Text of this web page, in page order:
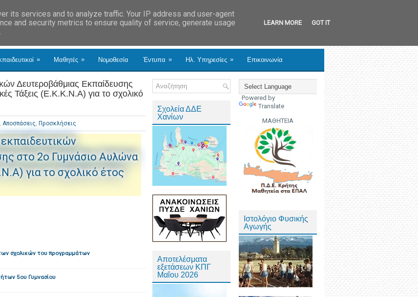
» Μαθητές » Νομοθεσία Έντυπα » Ηλ. Υπηρεσίες » Επικοινωνία
Δευτεροβάθμιας Εκπαίδευσης
Τάξεις (Ε.Κ.Κ.Ν.Α) για το σχολικό
, Αποσπάσεις, Προσκλήσεις
στο 2ο Γυμνάσιο Αυλώνα
για το σχολικό έτος
σχολικών του προγραμμάτων
5ου Γυμνασίου
Σχολεία ΔΔΕ
Χανίων
Αποτελέσματα
εξετάσεων ΚΠΓ
Μαΐου 2026
Powered by
Translate
ΜΑΘΗΤΕΙΑ
Ιστολόγιο Φυσικής
Αγωγής
its services and to analyze traffic. Your IP address and user-agent
and security metrics to ensure quality of service, generate usage
LEARN MORE GOT IT